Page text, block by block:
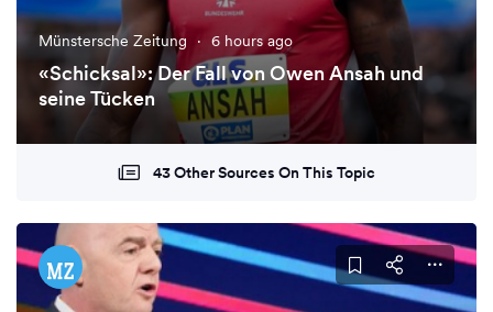
Münstersche Zeitung · 6 hours ago
«Schicksal»: Der Fall von Owen Ansah und
seine Tücken
43 Other Sources On This Topic